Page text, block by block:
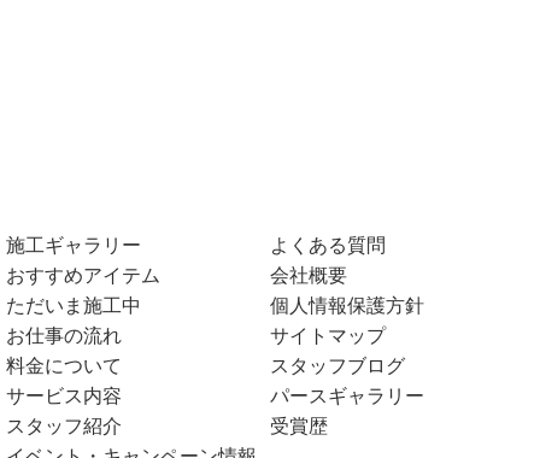
施工ギャラリー
おすすめアイテム
ただいま施工中
お仕事の流れ
料金について
サービス内容
スタッフ紹介
よくある質問
会社概要
個人情報保護方針
サイトマップ
スタッフブログ
パースギャラリー
受賞歴